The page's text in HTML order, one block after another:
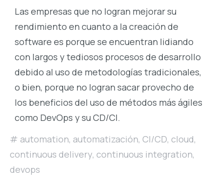
Las empresas que no logran mejorar su
rendimiento en cuanto a la creación de
software es porque se encuentran lidiando
con largos y tediosos procesos de desarrollo
debido al uso de metodologías tradicionales,
o bien, porque no logran sacar provecho de
los beneficios del uso de métodos más ágiles
como DevOps y su CD/CI.
automation, automatización, CI/CD, cloud,
continuous delivery, continuous integration,
devops